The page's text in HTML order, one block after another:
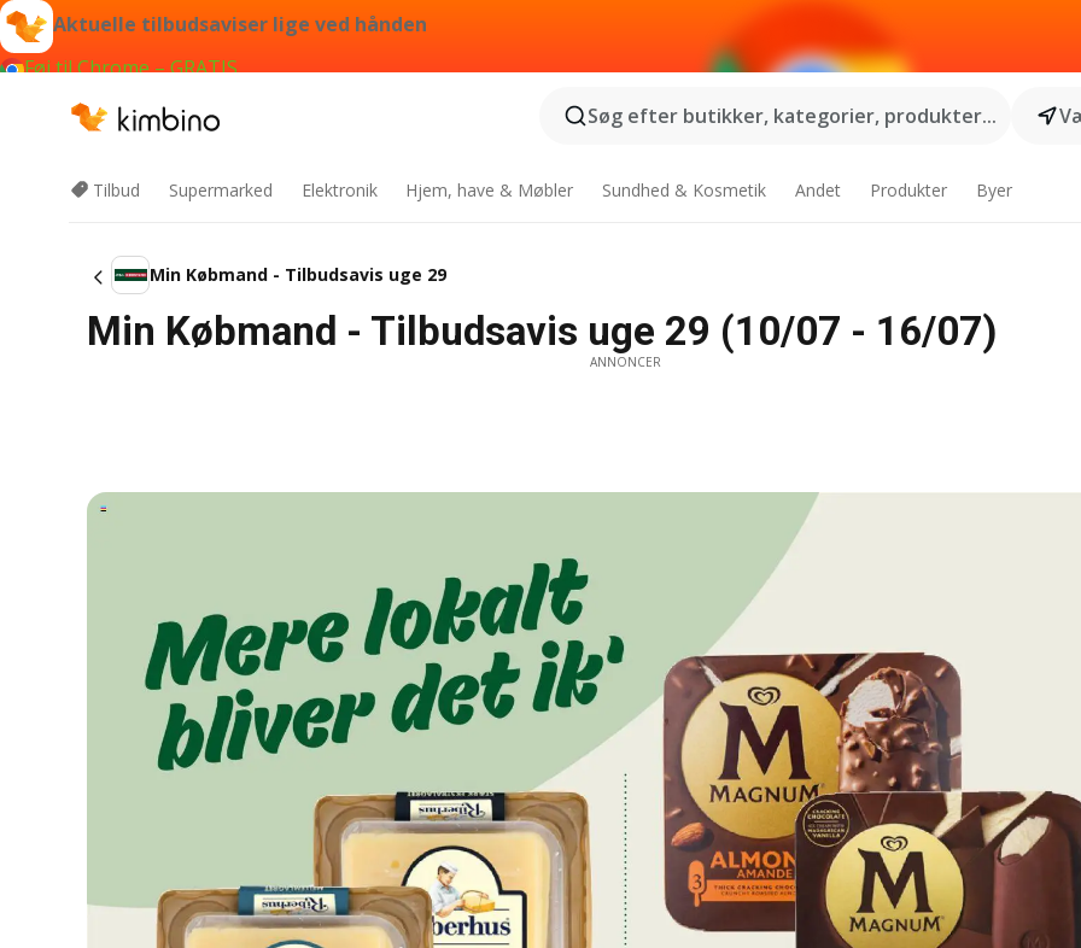
Aktuelle tilbudsaviser lige ved hånden
Føj til Chrome – GRATIS
Søg efter butikker, kategorier, produkter...
Tilbud Supermarked Elektronik Hjem, have & Møbler Sundhed & Kosmetik Andet Produkter Byer
Min Købmand - Tilbudsavis uge 29
Min Købmand - Tilbudsavis uge 29 (10/07 - 16/07)
ANNONCER